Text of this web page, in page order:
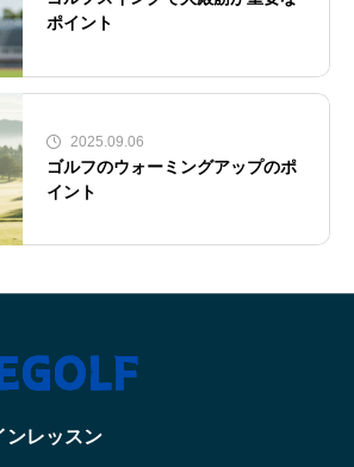
ポイント
2025.09.06
ゴルフのウォーミングアップのポ
イント
ンレッスン